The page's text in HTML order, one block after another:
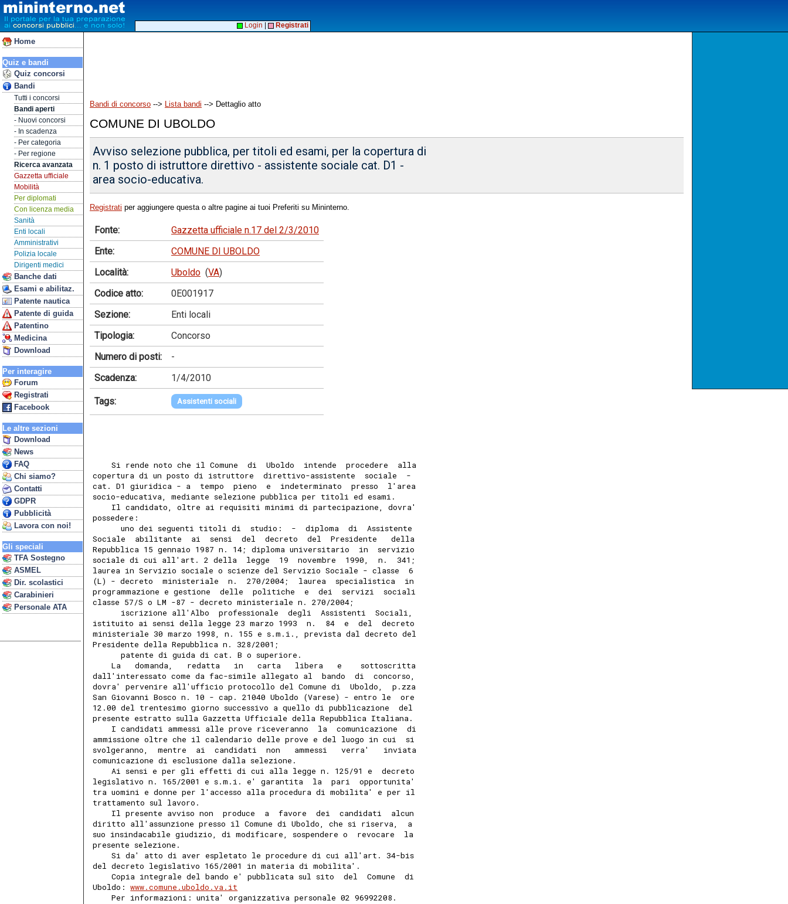
Home
Quiz e bandi
Quiz concorsi
Bandi
Tutti i concorsi
Bandi aperti
- Nuovi concorsi
- In scadenza
- Per categoria
- Per regione
Ricerca avanzata
Gazzetta ufficiale
Mobilità
Per diplomati
Con licenza media
Sanità
Enti locali
Amministrativi
Polizia locale
Dirigenti medici
Banche dati
Esami e abilitaz.
Patente nautica
Patente di guida
Patentino
Medicina
Download
Per interagire
Forum
Registrati
Facebook
Le altre sezioni
Download
News
FAQ
Chi siamo?
Contatti
GDPR
Pubblicità
Lavora con noi!
Gli speciali
TFA Sostegno
ASMEL
Dir. scolastici
Carabinieri
Personale ATA
Login Registrati
Bandi di concorso --> Lista bandi --> Dettaglio atto
COMUNE DI UBOLDO
Avviso selezione pubblica, per titoli ed esami, per la copertura di
n. 1 posto di istruttore direttivo - assistente sociale cat. D1 -
area socio-educativa.
Registrati per aggiungere questa o altre pagine ai tuoi Preferiti su Mininterno.
Fonte:
Gazzetta ufficiale n.17 del 2/3/2010
Ente:
COMUNE DI UBOLDO
Località:
Uboldo (VA)
Codice atto:
0E001917
Sezione:
Enti locali
Tipologia:
Concorso
Numero di posti:
-
Scadenza:
1/4/2010
Tags: Assistenti sociali
    Si rende noto che il Comune  di  Uboldo  intende  procedere  alla
copertura di un posto di istruttore  direttivo-assistente  sociale  -
cat. D1 giuridica - a  tempo  pieno  e  indeterminato  presso  l'area
socio-educativa, mediante selezione pubblica per titoli ed esami.
    Il candidato, oltre ai requisiti minimi di partecipazione, dovra'
possedere:
      uno dei seguenti titoli di  studio:  -  diploma  di  Assistente
Sociale  abilitante  ai  sensi  del  decreto  del  Presidente   della
Repubblica 15 gennaio 1987 n. 14; diploma universitario  in  servizio
sociale di cui all'art. 2 della  legge  19  novembre  1990,  n.  341;
laurea in Servizio sociale o scienze del Servizio Sociale - classe  6
(L) - decreto  ministeriale  n.  270/2004;  laurea  specialistica  in
programmazione e gestione  delle  politiche  e  dei  servizi  sociali
classe 57/S o LM -87 - decreto ministeriale n. 270/2004;
      iscrizione all'Albo  professionale  degli  Assistenti  Sociali,
istituito ai sensi della legge 23 marzo 1993  n.  84  e  del  decreto
ministeriale 30 marzo 1998, n. 155 e s.m.i., prevista dal decreto del
Presidente della Repubblica n. 328/2001;
      patente di guida di cat. B o superiore.
    La   domanda,   redatta   in   carta   libera   e    sottoscritta
dall'interessato come da fac-simile allegato al  bando  di  concorso,
dovra' pervenire all'ufficio protocollo del Comune di  Uboldo,  p.zza
San Giovanni Bosco n. 10 - cap. 21040 Uboldo (Varese) - entro le  ore
12.00 del trentesimo giorno successivo a quello di pubblicazione  del
presente estratto sulla Gazzetta Ufficiale della Repubblica Italiana.
    I candidati ammessi alle prove riceveranno  la  comunicazione  di
ammissione oltre che il calendario delle prove e del luogo in cui  si
svolgeranno,  mentre  ai  candidati  non   ammessi   verra'   inviata
comunicazione di esclusione dalla selezione.
    Ai sensi e per gli effetti di cui alla legge n. 125/91 e  decreto
legislativo n. 165/2001 e s.m.i. e' garantita  la  pari  opportunita'
tra uomini e donne per l'accesso alla procedura di mobilita' e per il
trattamento sul lavoro.
    Il presente avviso non  produce  a  favore  dei  candidati  alcun
diritto all'assunzione presso il Comune di Uboldo, che si riserva,  a
suo insindacabile giudizio, di modificare, sospendere o  revocare  la
presente selezione.
    Si da' atto di aver espletato le procedure di cui all'art. 34-bis
del decreto legislativo 165/2001 in materia di mobilita'.
    Copia integrale del bando e' pubblicata sul sito  del  Comune  di
Uboldo: www.comune.uboldo.va.it
    Per informazioni: unita' organizzativa personale 02 96992208.